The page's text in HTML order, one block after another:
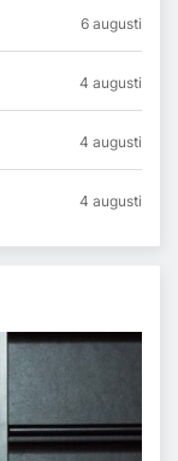
6 augusti
4 augusti
4 augusti
4 augusti